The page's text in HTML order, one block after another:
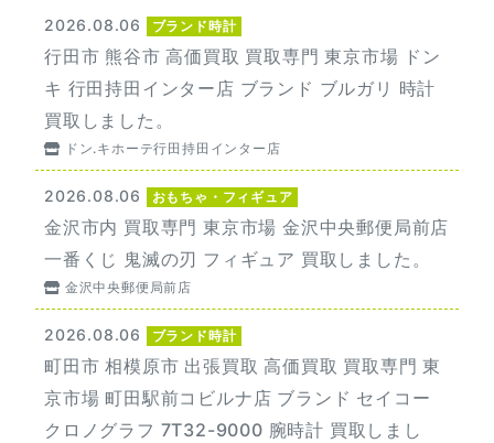
2026.08.06 ブランド時計
行田市 熊谷市 高価買取 買取専門 東京市場 ドン
キ 行田持田インター店 ブランド ブルガリ 時計
買取しました。
ドン.キホーテ行田持田インター店
2026.08.06 おもちゃ・フィギュア
金沢市内 買取専門 東京市場 金沢中央郵便局前店
一番くじ 鬼滅の刃 フィギュア 買取しました。
金沢中央郵便局前店
2026.08.06 ブランド時計
町田市 相模原市 出張買取 高価買取 買取専門 東
京市場 町田駅前コビルナ店 ブランド セイコー
クロノグラフ 7T32-9000 腕時計 買取しまし